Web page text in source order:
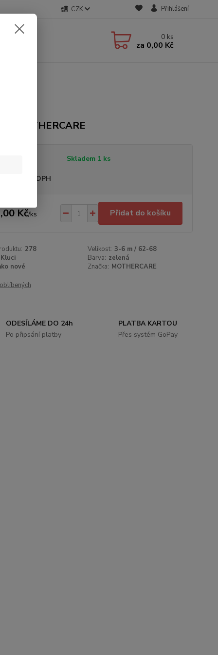
CZK Přihlášení
0 ks
za 0,00 Kč
MOTHERCARE
Skladem 1 ks
plátci DPH
Kč/ks Přidat do košíku
278 Velikost: 3-6 m / 62-68
Kluci Barva: zelená
nové Značka: MOTHERCARE
ODESÍLÁME DO 24h
Po připsání platby
PLATBA KARTOU
Přes systém GoPay